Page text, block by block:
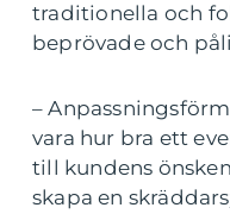
traditionella och
beprövade och
–
vara hur bra ett
till kundens
skapa en